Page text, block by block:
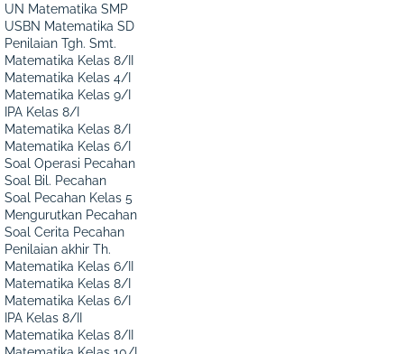
UN Matematika SMP
USBN Matematika SD
Penilaian Tgh. Smt.
Matematika Kelas 8/II
Matematika Kelas 4/I
Matematika Kelas 9/I
IPA Kelas 8/I
Matematika Kelas 8/I
Matematika Kelas 6/I
Soal Operasi Pecahan
Soal Bil. Pecahan
Soal Pecahan Kelas 5
Mengurutkan Pecahan
Soal Cerita Pecahan
Penilaian akhir Th.
Matematika Kelas 6/II
Matematika Kelas 8/I
Matematika Kelas 6/I
IPA Kelas 8/II
Matematika Kelas 8/II